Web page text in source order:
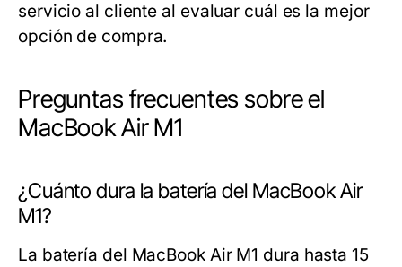
servicio al cliente al evaluar cuál es la mejor
opción de compra.
Preguntas frecuentes sobre el
MacBook Air M1
¿Cuánto dura la batería del MacBook Air
M1?
La batería del MacBook Air M1 dura hasta 15